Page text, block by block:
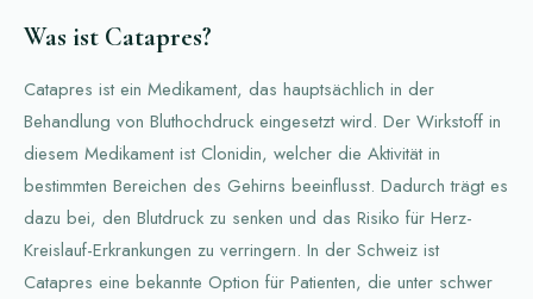
Was ist Catapres?
Catapres ist ein Medikament, das hauptsächlich in der
Behandlung von Bluthochdruck eingesetzt wird. Der Wirkstoff in
diesem Medikament ist Clonidin, welcher die Aktivität in
bestimmten Bereichen des Gehirns beeinflusst. Dadurch trägt es
dazu bei, den Blutdruck zu senken und das Risiko für Herz-
Kreislauf-Erkrankungen zu verringern. In der Schweiz ist
Catapres eine bekannte Option für Patienten, die unter schwer